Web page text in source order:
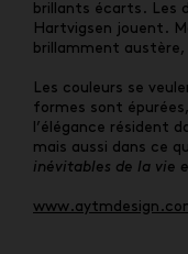
brillants écarts. Les
Hartvigsen jouent.
brillamment
Les couleurs se
formes sont
l’élégance résident
mais aussi dans ce
inévitables de la vie